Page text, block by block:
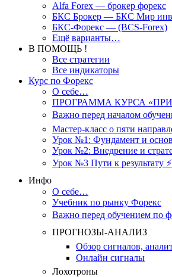
Alfa Forex — брокер форекс
БКС Брокер — БКС Мир
БКС-Форекс — (BCS-Forex)
Ещё варианты…
В ПОМОЩЬ !
Все стратегии
Все индикаторы
Курс по Форекс
О себе…
ПРОГРАММА КУРСА
Важно перед началом
Мастер-класс о пяти
Урок №1: Фундамент и
Урок №2: Внедрение и
Урок №3 Пути к результату ⚡️
Инфо
О себе…
Учебник по рынку Форекс
Важно перед обучением по
ПРОГНОЗЫ-АНАЛИЗ
Обзор сигналов,
Онлайн сигналы
Лохотроны